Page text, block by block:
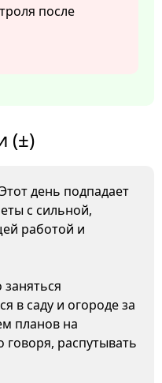
после
(±)
день подпадает
с сильной,
работой и
заняться
в саду и огороде за
планов на
распутывать